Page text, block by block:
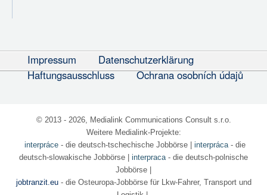
Impressum
Datenschutzerklärung
Haftungsausschluss
Ochrana osobních údajů
© 2013 - 2026, Medialink Communications Consult s.r.o.
Weitere Medialink-Projekte:
interpráce- die deutsch-tschechische Jobbörse| interpráca- die
deutsch-slowakische Jobbörse | interpraca- die deutsch-polnische
Jobbörse |
jobtranzit.eu- die Osteuropa-Jobbörse für Lkw-Fahrer, Transport und